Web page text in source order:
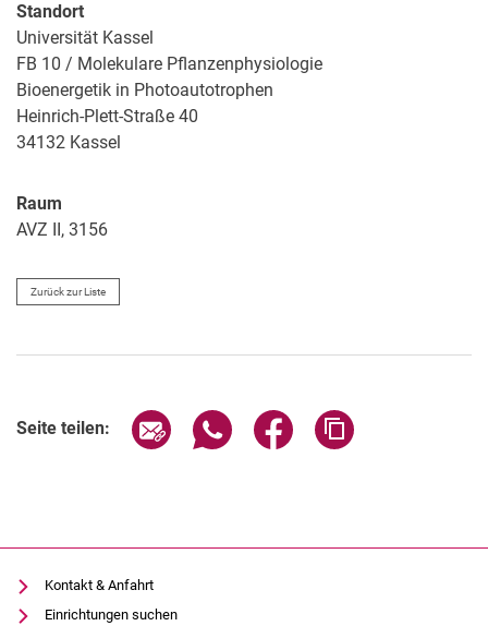
Standort
Universität Kassel
FB 10 / Molekulare Pflanzenphysiologie
Bioenergetik in Photoautotrophen
Heinrich-Plett-Straße 40
34132 Kassel
Raum
AVZ II, 3156
Zurück zur Liste
Seite teilen: Seite über E-Mail teilen
Seite über WhatsApp teilen
Seite über Facebook
Kontakt & Anfahrt
Einrichtungen suchen